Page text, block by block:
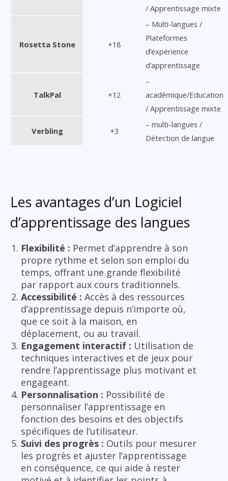
/ Apprentissage mixte
Rosetta Stone +18
– Multi-langues /
Plateformes
d’expérience
d’apprentissage
TalkPal +12
–
académique/Education
/ Apprentissage mixte
Verbling +3
– multi-langues /
Détection de langue
Les avantages d’un Logiciel
d’apprentissage des langues
Flexibilité : Permet d’apprendre à son
propre rythme et selon son emploi du
temps, offrant une grande flexibilité
par rapport aux cours traditionnels.
Accessibilité : Accès à des ressources
d’apprentissage depuis n’importe où,
que ce soit à la maison, en
déplacement, ou au travail.
Engagement interactif : Utilisation de
techniques interactives et de jeux pour
rendre l’apprentissage plus motivant et
engageant.
Personnalisation : Possibilité de
personnaliser l’apprentissage en
fonction des besoins et des objectifs
spécifiques de l’utilisateur.
Suivi des progrès : Outils pour mesurer
les progrès et ajuster l’apprentissage
en conséquence, ce qui aide à rester